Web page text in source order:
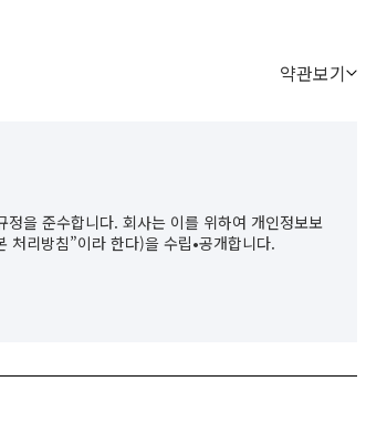
약관보기
을 준수합니다. 회사는 이를 위하여 개인정보보
리방침”이라 한다)을 수립•공개합니다.